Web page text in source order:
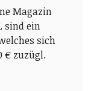
Magazin
sind ein
sich
€ zuzügl.